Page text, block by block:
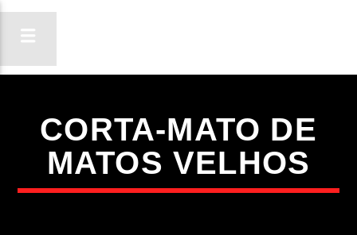
ON FM
LIGA-TE
CORTA-MATO DE
MATOS VELHOS